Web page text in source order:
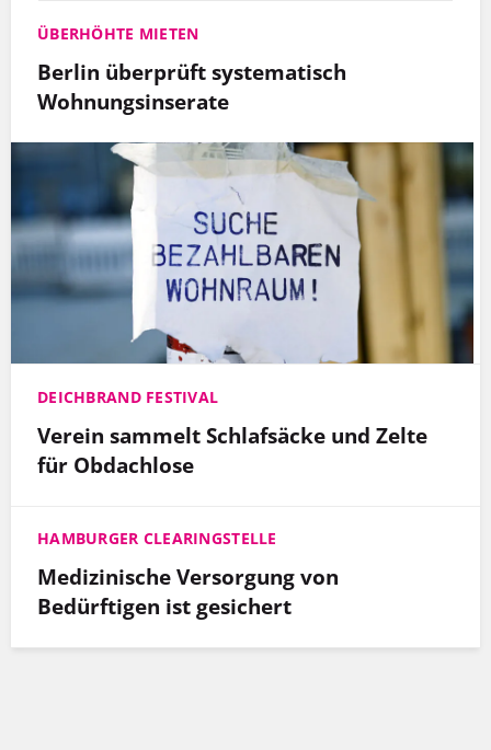
ÜBERHÖHTE MIETEN
Berlin überprüft systematisch
Wohnungsinserate
DEICHBRAND FESTIVAL
Verein sammelt Schlafsäcke und Zelte
für Obdachlose
HAMBURGER CLEARINGSTELLE
Medizinische Versorgung von
Bedürftigen ist gesichert